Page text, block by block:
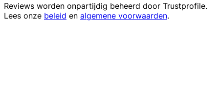
Reviews worden onpartijdig beheerd door Trustprofile.
Lees onze beleid en algemene voorwaarden.